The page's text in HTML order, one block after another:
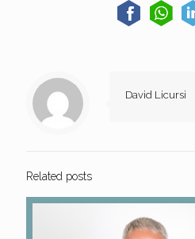
David Licursi
Related posts